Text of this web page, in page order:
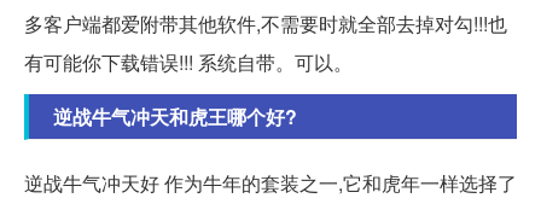
多客户端都爱附带其他软件,不需要时就全部去掉对勾!!!也
有可能你下载错误!!! 系统自带。可以。
逆战牛气冲天和虎王哪个好?
逆战牛气冲天好 作为牛年的套装之一,它和虎年一样选择了